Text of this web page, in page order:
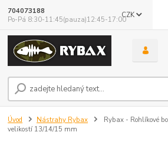
CZK
704073188
Po-Pá 8:30-11:45(pauza)12:45-17:00
Úvod Nástrahy Rybax
Rybax - Rohlíkové
velikostí 13/14/15 mm